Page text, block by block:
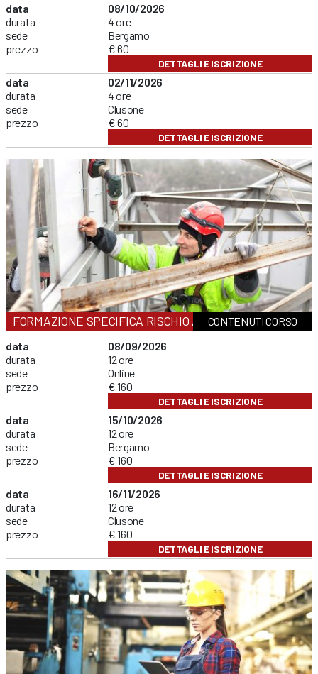
data
durata
sede
prezzo
08/10/2026
4 ore
Bergamo
€ 60
DETTAGLI E ISCRIZIONE
data
durata
sede
prezzo
02/11/2026
4 ore
Clusone
€ 60
DETTAGLI E ISCRIZIONE
FORMAZIONE SPECIFICA RISCHIO ALTOCONTENUTI CORSO
data
durata
sede
prezzo
08/09/2026
12 ore
Online
€ 160
DETTAGLI E ISCRIZIONE
data
durata
sede
prezzo
15/10/2026
12 ore
Bergamo
€ 160
DETTAGLI E ISCRIZIONE
data
durata
sede
prezzo
16/11/2026
12 ore
Clusone
€ 160
DETTAGLI E ISCRIZIONE